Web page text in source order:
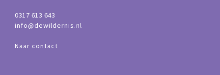
0317 613 643
info@dewildernis.nl
Naar contact